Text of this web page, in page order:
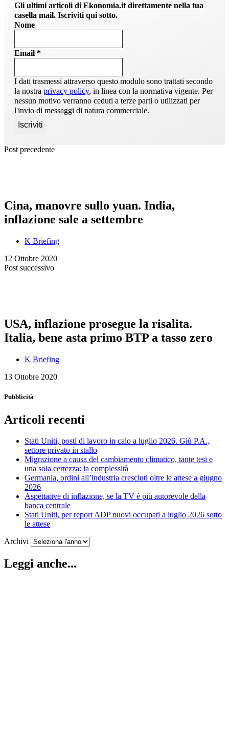
Gli ultimi articoli di Ekonomia.it direttamente nella tua
casella mail. Iscriviti qui sotto.
Nome
Email *
I dati trasmessi attraverso questo modulo sono trattati secondo
la nostra privacy policy, in linea con la normativa vigente. Per
nessun motivo verranno ceduti a terze parti o utilizzati per
l'invio di messaggi di natura commerciale.
Post precedente
Cina, manovre sullo yuan. India,
inflazione sale a settembre
K Briefing
12 Ottobre 2020
Post successivo
USA, inflazione prosegue la risalita.
Italia, bene asta primo BTP a tasso zero
K Briefing
13 Ottobre 2020
Pubblicità
Articoli recenti
Stati Uniti, posti di lavoro in calo a luglio 2026. Giù P.A.,
settore privato in stallo
Migrazione a causa del cambiamento climatico, tante tesi e
una sola certezza: la complessità
Germania, ordini all’industria cresciuti oltre le attese a giugno
2026
Aspettative di inflazione, se la TV è più autorevole della
banca centrale
Stati Uniti, per report ADP nuovi occupati a luglio 2026 sotto
le attese
Archivi
Leggi anche...